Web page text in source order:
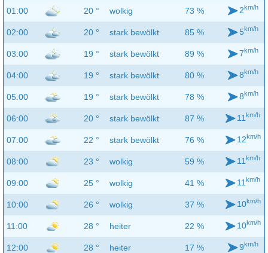
01:00 20 ° wolkig 73 % 2km/h
02:00 20 ° stark bewölkt 85 % 5km/h
03:00 19 ° stark bewölkt 89 % 7km/h
04:00 19 ° stark bewölkt 80 % 8km/h
05:00 19 ° stark bewölkt 78 % 8km/h
06:00 20 ° stark bewölkt 87 % 11 km/h
07:00 22 ° stark bewölkt 76 % 12km/h
08:00 23 ° wolkig 59 % 11 km/h
09:00 25 ° wolkig 41 % 11 km/h
10:00 26 ° wolkig 37 % 10km/h
11:00 28 ° heiter 22 % 10km/h
12:00 28 ° heiter 17 % 9km/h